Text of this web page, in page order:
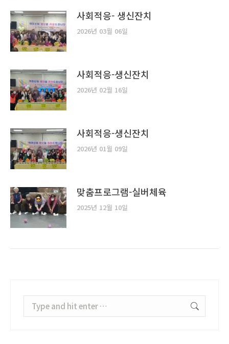
사회적응- 생신잔치
2026년 03월 06일
사회적응-생신잔치
2026년 02월 16일
사회적응-생신잔치
2026년 01월 09일
맞춤프로그램-실버체육
2025년 12월 10일
Search: